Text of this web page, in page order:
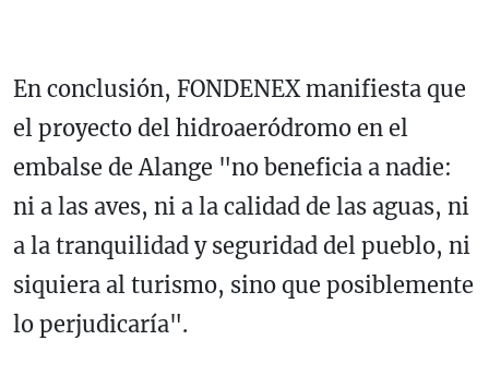
En conclusión, FONDENEX manifiesta que
el proyecto del hidroaeródromo en el
embalse de Alange "no beneficia a nadie:
ni a las aves, ni a la calidad de las aguas, ni
a la tranquilidad y seguridad del pueblo, ni
siquiera al turismo, sino que posiblemente
lo perjudicaría".